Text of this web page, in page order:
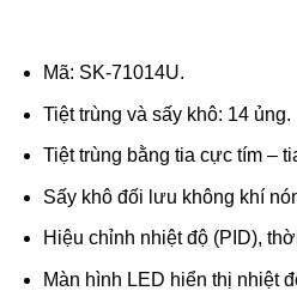
Mã: SK-71014U.
Tiệt trùng và sấy khô: 14 ủng.
Tiệt trùng bằng tia cực tím –
Sấy khô đối lưu không khí
Hiệu chỉnh nhiệt độ (PID),
Màn hình LED hiển thị nhiệt